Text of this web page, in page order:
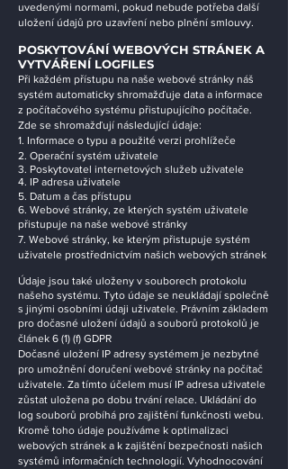
uvedenými normami, pokud nebude potřeba další
uložení údajů pro uzavření nebo plnění smlouvy.
POSKYTOVÁNÍ WEBOVÝCH STRÁNEK A
VYTVÁŘENÍ LOGFILES
Při každém přístupu na naše webové stránky náš
systém automaticky shromažďuje data a informace
z počítačového systému přistupujícího počítače.
Zde se shromažďují následující údaje:
1. Informace o typu a použité verzi prohlížeče
2. Operační systém uživatele
3. Poskytovatel internetových služeb uživatele
4. IP adresa uživatele
5. Datum a čas přístupu
6. Webové stránky, ze kterých systém uživatele
přistupuje na naše webové stránky
7. Webové stránky, ke kterým přistupuje systém
uživatele prostřednictvím našich webových stránek
Údaje jsou také uloženy v souborech protokolu
našeho systému. Tyto údaje se neukládají společně
s jinými osobními údaji uživatele. Právním základem
pro dočasné uložení údajů a souborů protokolů je
článek 6 (1) (f) GDPR
Dočasné uložení IP adresy systémem je nezbytné
pro umožnění doručení webové stránky na počítač
uživatele. Za tímto účelem musí IP adresa uživatele
zůstat uložena po dobu trvání relace. Ukládání do
log souborů probíhá pro zajištění funkčnosti webu.
Kromě toho údaje používáme k optimalizaci
webových stránek a k zajištění bezpečnosti našich
systémů informačních technologií. Vyhodnocování